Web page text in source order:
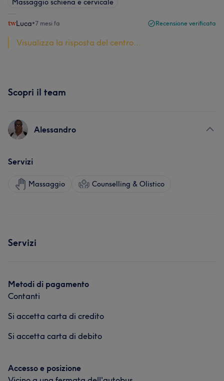
Massaggio schiena e cervicale
Luca•7 mesi fa Recensione verificata
Visualizza la risposta del centro...
Scopri il team
Alessandro
Servizi
Massaggio Counselling & Olistico
Servizi
Metodi di pagamento
Contanti
Si accetta carta di credito
Si accetta carta di debito
Accesso e posizione